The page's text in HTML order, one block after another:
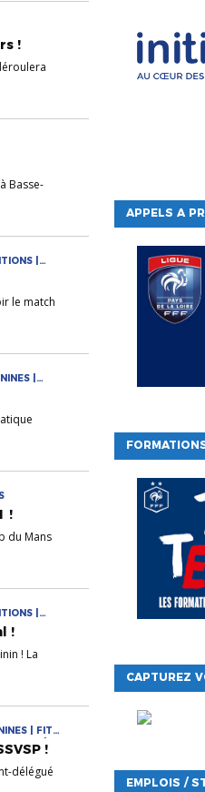
!
Basse-
|
le match
|
!
du Mans
|
!
! La
| FIT
FFF |!
délégué
APPELS A
CAPTUREZ
EMPLOIS /